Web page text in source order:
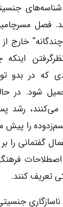
فصل
خارج از
اینکه
که در بدو
شود. در
رشد
را پیش
گفتمانی را
تعریف کنند.